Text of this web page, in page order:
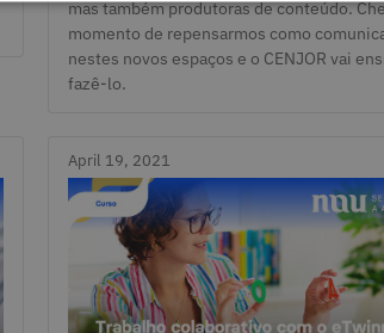
mas também produtoras de conteúdo.
momento de repensarmos como
nestes novos espaços e o CENJOR vai
fazê-lo.
April 19, 2021